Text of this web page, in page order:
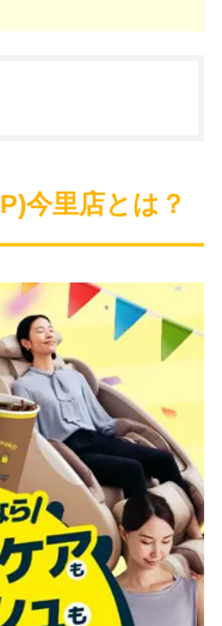
今里店とは？